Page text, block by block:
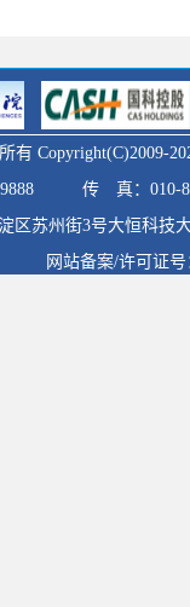
有 Copyright(C)2009-
传 真：010-
苏州街3号大恒科技
网站备案/许可证号